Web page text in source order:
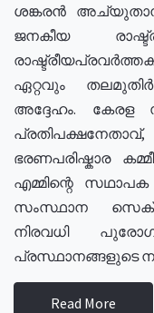
ശങ്കരൻ
ജനകീയ
ഏറ്റവും
അദ്ദേഹം. കേരള
ഭരണപരിഷ്കാര
എമ്മിന്റെ
സംസ്ഥാന
നിരവധി
പ്രസ്ഥാനങ്ങളുടെ
Read More